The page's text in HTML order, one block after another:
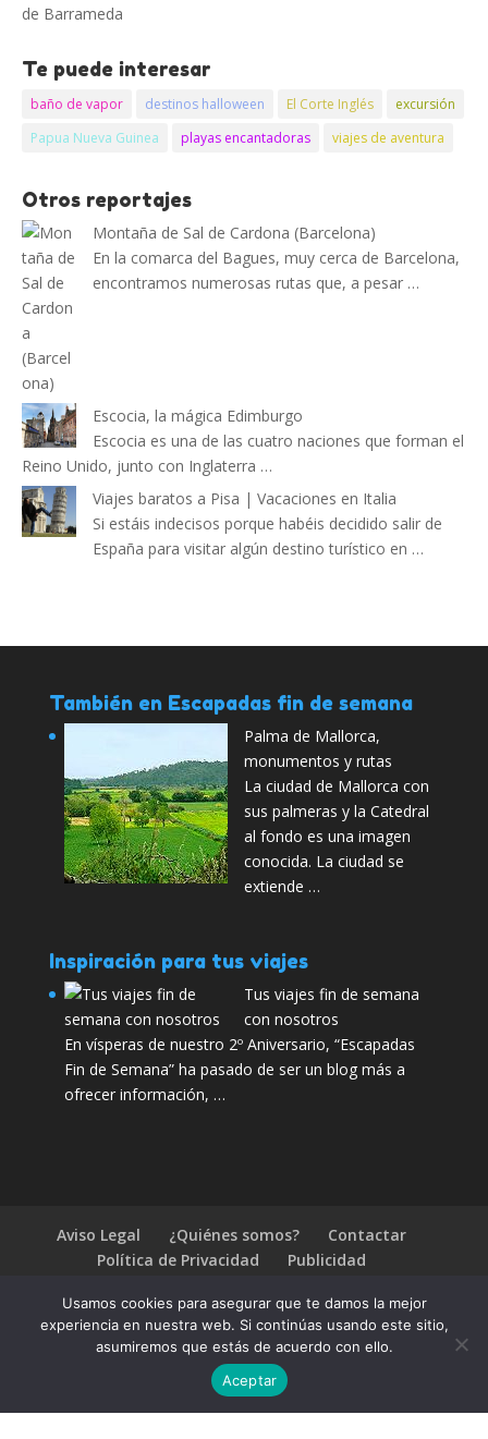
de Barrameda
Te puede interesar
baño de vapor destinos halloween El Corte Inglés
excursión
Papua Nueva Guinea
playas encantadoras viajes de aventura
Otros reportajes
Montaña de Sal de Cardona (Barcelona)
En la comarca del Bagues, muy cerca de Barcelona,
encontramos numerosas rutas que, a pesar …
Escocia, la mágica Edimburgo
Escocia es una de las cuatro naciones que forman el
Reino Unido, junto con Inglaterra …
Viajes baratos a Pisa | Vacaciones en Italia
Si estáis indecisos porque habéis decidido salir de
España para visitar algún destino turístico en …
También en Escapadas fin de semana
Palma de Mallorca,
monumentos y rutas
La ciudad de Mallorca con
sus palmeras y la Catedral
al fondo es una imagen
conocida. La ciudad se
extiende …
Inspiración para tus viajes
Tus viajes fin de semana
con nosotros
En vísperas de nuestro 2º Aniversario, “Escapadas
Fin de Semana” ha pasado de ser un blog más a
ofrecer información, …
Aviso Legal ¿Quiénes somos?
Contactar
Política de Privacidad
Publicidad
2026 Escapadas fin de semana. Ofertas en viajes baratos
Usamos cookies para asegurar que te damos la mejor
experiencia en nuestra web. Si continúas usando este sitio,
asumiremos que estás de acuerdo con ello.
Aceptar